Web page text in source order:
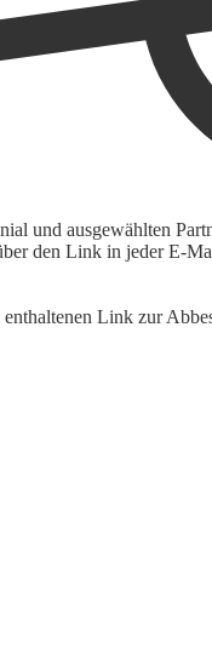
und ausgewählten
den Link in jeder E-
Link zur